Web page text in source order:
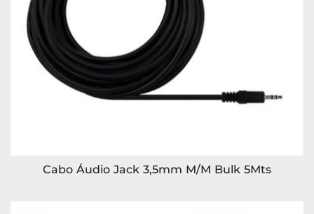
Cabo Áudio Jack 3,5mm M/M Bulk 5Mts